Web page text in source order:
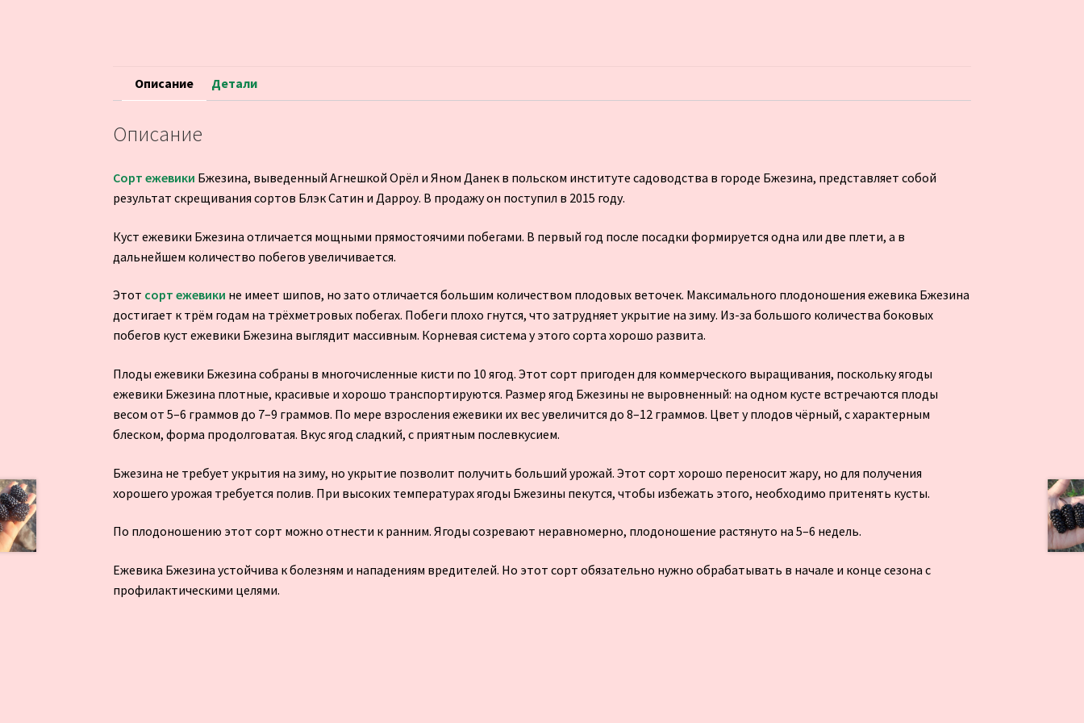
Описание Детали
Описание
Сорт ежевики Бжезина, выведенный Агнешкой Орёл и Яном Данек в польском институте садоводства в городе Бжезина, представляет собой
результат скрещивания сортов Блэк Сатин и Дарроу. В продажу он поступил в 2015 году.
Куст ежевики Бжезина отличается мощными прямостоячими побегами. В первый год после посадки формируется одна или две плети, а в
дальнейшем количество побегов увеличивается.
Этот сорт ежевики не имеет шипов, но зато отличается большим количеством плодовых веточек. Максимального плодоношения ежевика Бжезина
достигает к трём годам на трёхметровых побегах. Побеги плохо гнутся, что затрудняет укрытие на зиму. Из-за большого количества боковых
побегов куст ежевики Бжезина выглядит массивным. Корневая система у этого сорта хорошо развита.
Плоды ежевики Бжезина собраны в многочисленные кисти по 10 ягод. Этот сорт пригоден для коммерческого выращивания, поскольку ягоды
ежевики Бжезина плотные, красивые и хорошо транспортируются. Размер ягод Бжезины не выровненный: на одном кусте встречаются плоды
весом от 5–6 граммов до 7–9 граммов. По мере взросления ежевики их вес увеличится до 8–12 граммов. Цвет у плодов чёрный, с характерным
блеском, форма продолговатая. Вкус ягод сладкий, с приятным послевкусием.
Бжезина не требует укрытия на зиму, но укрытие позволит получить больший урожай. Этот сорт хорошо переносит жару, но для получения
хорошего урожая требуется полив. При высоких температурах ягоды Бжезины пекутся, чтобы избежать этого, необходимо притенять кусты.
По плодоношению этот сорт можно отнести к ранним. Ягоды созревают неравномерно, плодоношение растянуто на 5–6 недель.
Ежевика Бжезина устойчива к болезням и нападениям вредителей. Но этот сорт обязательно нужно обрабатывать в начале и конце сезона с
профилактическими целями.